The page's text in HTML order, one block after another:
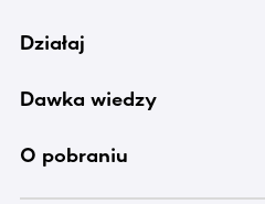
Działaj
Dawka wiedzy
O pobraniu